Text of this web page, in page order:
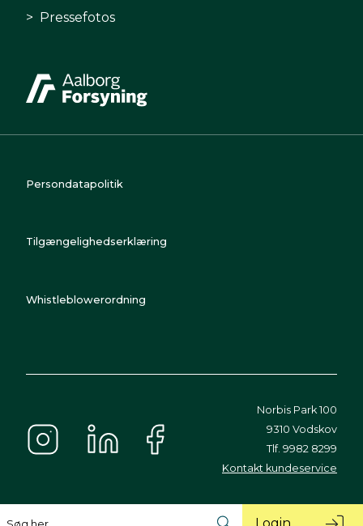
Søg her...
Pressefotos
Persondatapolitik
Tilgængelighedserklæring
Whistleblowerordning
Norbis Park 100
9310 Vodskov
Tlf. 9982 8299
Kontakt kundeservice